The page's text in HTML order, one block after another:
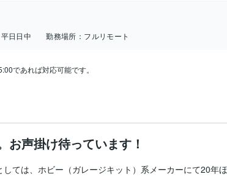
平日日中 勤務場所： フルリモート
であれば対応可能です。
お声掛け待っています！
ては、ホビー（ガレージキット）系メーカーにて20年